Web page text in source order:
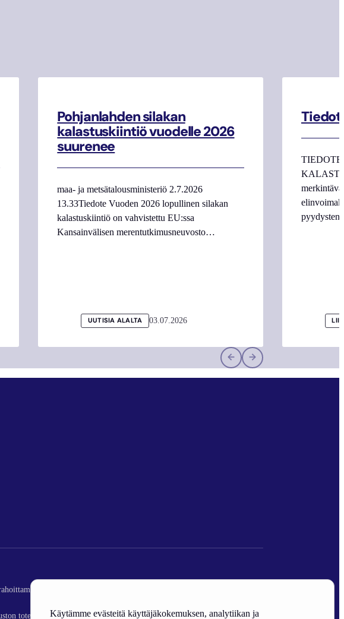
Käytämme evästeitä käyttäjäkokemuksen, analytiikan ja
Pohjanlahden silakan
kalastuskiintiö vuodelle 2026
suurenee
maa- ja metsätalousministeriö 2.7.2026
13.33Tiedote Vuoden 2026 lopullinen silakan
kalastuskiintiö on vahvistettu EU:ssa
Kansainvälisen merentutkimusneuvosto…
UUTISIA ALALTA 03.07.2026
pyydysten
(kalatalouden edistäminen).
toteutus